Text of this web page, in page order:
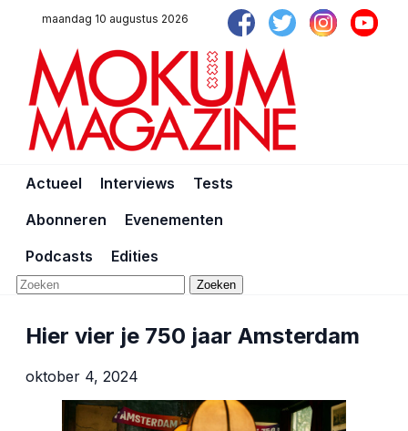
maandag 10 augustus 2026
Actueel Interviews
Tests
Abonneren
Evenementen
Podcasts
Edities
Zoeken
Hier vier je 750 jaar Amsterdam
oktober 4, 2024